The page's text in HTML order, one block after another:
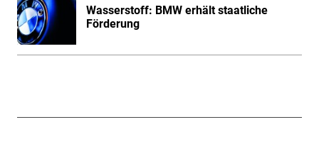
Wasserstoff: BMW erhält staatliche
Förderung